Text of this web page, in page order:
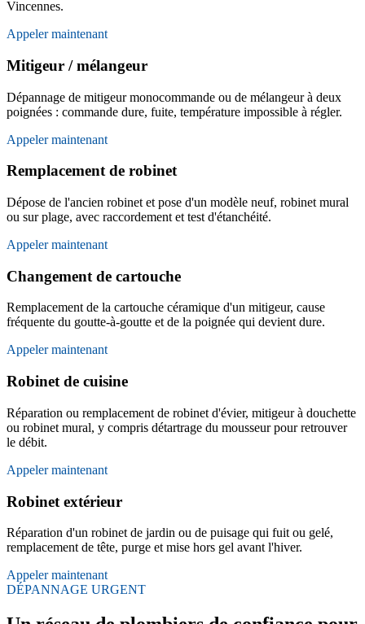
Vincennes.
Appeler maintenant
Mitigeur / mélangeur
Dépannage de mitigeur monocommande ou de mélangeur à deux
poignées : commande dure, fuite, température impossible à régler.
Appeler maintenant
Remplacement de robinet
Dépose de l'ancien robinet et pose d'un modèle neuf, robinet mural
ou sur plage, avec raccordement et test d'étanchéité.
Appeler maintenant
Changement de cartouche
Remplacement de la cartouche céramique d'un mitigeur, cause
fréquente du goutte-à-goutte et de la poignée qui devient dure.
Appeler maintenant
Robinet de cuisine
Réparation ou remplacement de robinet d'évier, mitigeur à douchette
ou robinet mural, y compris détartrage du mousseur pour retrouver
le débit.
Appeler maintenant
Robinet extérieur
Réparation d'un robinet de jardin ou de puisage qui fuit ou gelé,
remplacement de tête, purge et mise hors gel avant l'hiver.
Appeler maintenant
DÉPANNAGE URGENT